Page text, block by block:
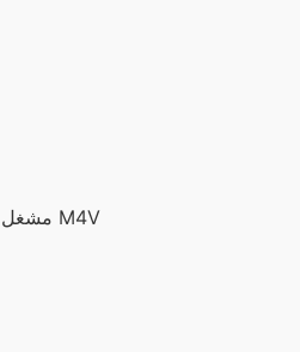
مشغل ملفات M4V